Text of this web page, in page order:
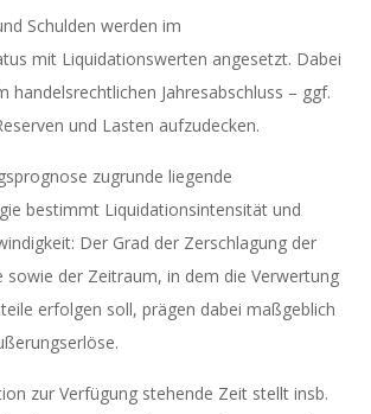
Schulden werden im
mit Liquidationswerten angesetzt. Dabei
handelsrechtlichen Jahresabschluss – ggf.
und Lasten aufzudecken.
zugrunde liegende
bestimmt Liquidationsintensität und
Der Grad der Zerschlagung der
sowie der Zeitraum, in dem die Verwertung
erfolgen soll, prägen dabei maßgeblich
zur Verfügung stehende Zeit stellt insb.